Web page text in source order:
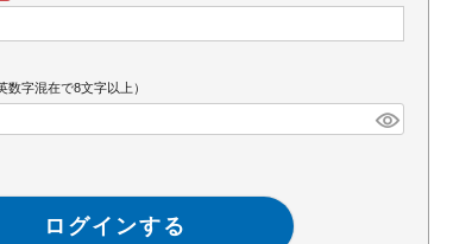
ログインする